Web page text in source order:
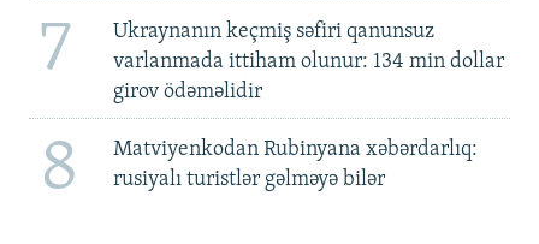
7
Ukraynanın keçmiş səfiri qanunsuz
varlanmada ittiham olunur: 134 min dollar
girov ödəməlidir
8
Matviyenkodan Rubinyana xəbərdarlıq:
rusiyalı turistlər gəlməyə bilər